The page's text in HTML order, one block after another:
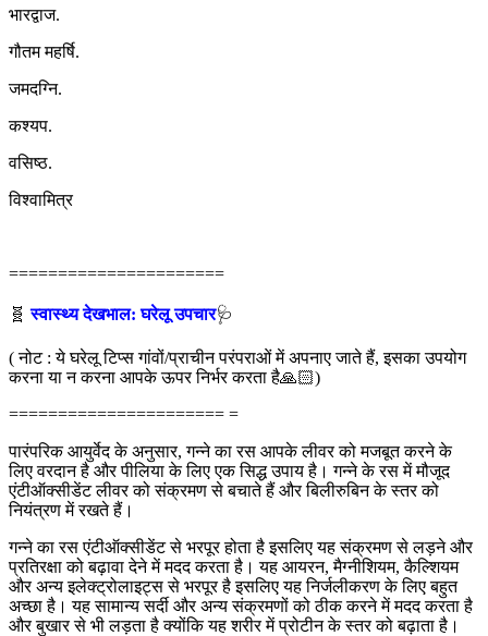
भारद्वाज.
गौतम महर्षि.
जमदग्नि.
कश्यप.
वसिष्ठ.
विश्वामित्र
======================
🧬स्वास्थ्य देखभाल: घरेलू उपचार🩺
( नोट : ये घरेलू टिप्स गांवों/प्राचीन परंपराओं में अपनाए जाते हैं, इसका उपयोग
करना या न करना आपके ऊपर निर्भर करता है🙏🏻)
====================== =
पारंपरिक आयुर्वेद के अनुसार, गन्ने का रस आपके लीवर को मजबूत करने के
लिए वरदान है और पीलिया के लिए एक सिद्ध उपाय है। गन्ने के रस में मौजूद
एंटीऑक्सीडेंट लीवर को संक्रमण से बचाते हैं और बिलीरुबिन के स्तर को
नियंत्रण में रखते हैं।
गन्ने का रस एंटीऑक्सीडेंट से भरपूर होता है इसलिए यह संक्रमण से लड़ने और
प्रतिरक्षा को बढ़ावा देने में मदद करता है। यह आयरन, मैग्नीशियम, कैल्शियम
और अन्य इलेक्ट्रोलाइट्स से भरपूर है इसलिए यह निर्जलीकरण के लिए बहुत
अच्छा है। यह सामान्य सर्दी और अन्य संक्रमणों को ठीक करने में मदद करता है
और बुखार से भी लड़ता है क्योंकि यह शरीर में प्रोटीन के स्तर को बढ़ाता है।